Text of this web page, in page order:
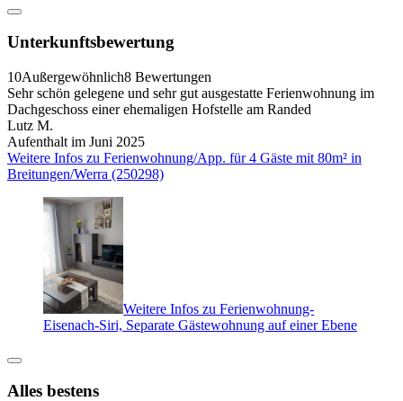
Unterkunftsbewertung
10Außergewöhnlich8 Bewertungen
Sehr schön gelegene und sehr gut ausgestatte Ferienwohnung im
Dachgeschoss einer ehemaligen Hofstelle am Randed
Lutz M.
Aufenthalt im Juni 2025
Weitere Infos zu Ferienwohnung/App. für 4 Gäste mit 80m² in
Breitungen/Werra (250298)
Weitere Infos zu Ferienwohnung-
Eisenach-Siri, Separate Gästewohnung auf einer Ebene
Alles bestens